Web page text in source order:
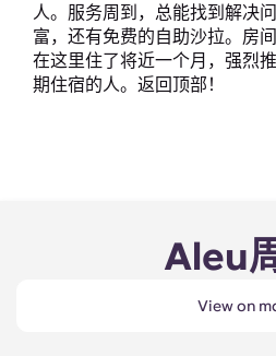
人。服务周到，总能找到解决
富，还有免费的自助沙拉。房
在这里住了将近一个月，强烈
期住宿的人。返回顶部！
Aleu
View on